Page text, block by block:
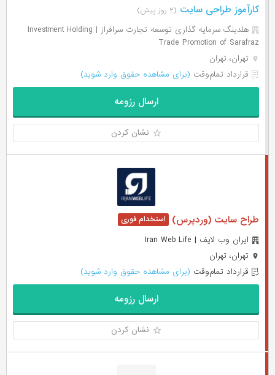
کارآموز طراحی سایت (۲ روز پیش)
هلدینگ سرمایه گذاری توسعه تجارت سرافراز | Investment Holding
Trade Promotion of Sarafraz
تهران، تهران
قرارداد تمام‌وقت (برای مشاهده حقوق وارد شوید)
ارسال رزومه
نشان کردن
طراح سایت (وردپرس)
ایران وب لایف | Iran Web Life
تهران، تهران
قرارداد تمام‌وقت (برای مشاهده حقوق وارد شوید)
ارسال رزومه
نشان کردن